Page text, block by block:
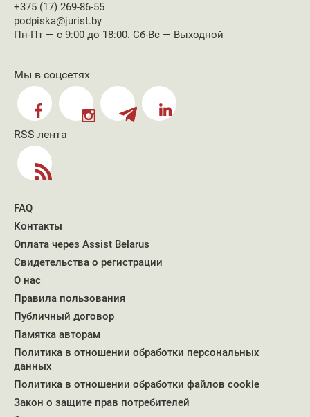
+375 (17) 269-86-55
podpiska@jurist.by
Пн-Пт — с 9:00 до 18:00. Сб-Вс — Выходной
Мы в соцсетях
RSS лента
FAQ
Контакты
Оплата через Assist Belarus
Свидетельства о регистрации
О нас
Правила пользования
Публичный договор
Памятка авторам
Политика в отношении обработки персональных
данных
Политика в отношении обработки файлов cookie
Закон о защите прав потребителей